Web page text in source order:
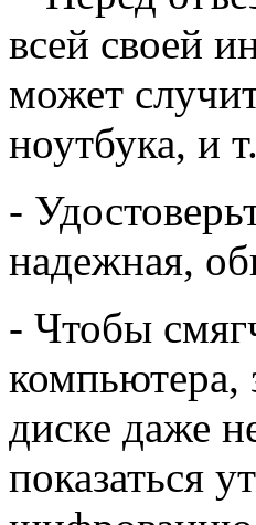
всей своей
может
ноутбука, и
-
надежная,
- Чтобы
диске даже
показаться